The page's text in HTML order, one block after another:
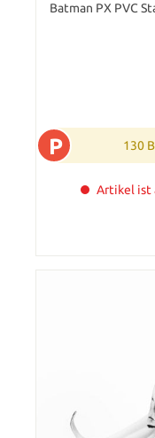
Batman PX PVC
P 130
Artikel ist